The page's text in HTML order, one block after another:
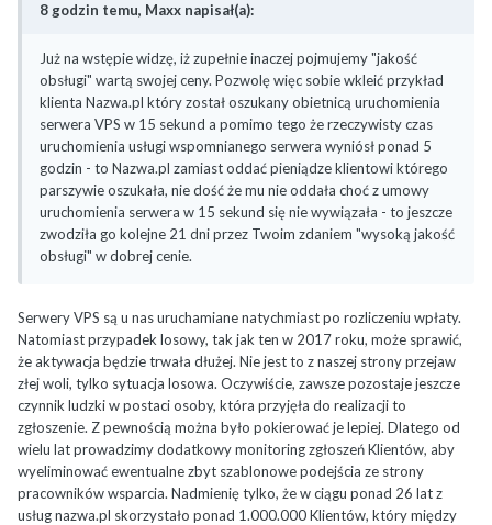
8 godzin temu, Maxx napisał(a):
Już na wstępie widzę, iż zupełnie inaczej pojmujemy "jakość
obsługi" wartą swojej ceny. Pozwolę więc sobie wkleić przykład
klienta Nazwa.pl który został oszukany obietnicą uruchomienia
serwera VPS w 15 sekund a pomimo tego że rzeczywisty czas
uruchomienia usługi wspomnianego serwera wyniósł ponad 5
godzin - to Nazwa.pl zamiast oddać pieniądze klientowi którego
parszywie oszukała, nie dość że mu nie oddała choć z umowy
uruchomienia serwera w 15 sekund się nie wywiązała - to jeszcze
zwodziła go kolejne 21 dni przez Twoim zdaniem "wysoką jakość
obsługi" w dobrej cenie.
Serwery VPS są u nas uruchamiane natychmiast po rozliczeniu wpłaty.
Natomiast przypadek losowy, tak jak ten w 2017 roku, może sprawić,
że aktywacja będzie trwała dłużej. Nie jest to z naszej strony przejaw
złej woli, tylko sytuacja losowa. Oczywiście, zawsze pozostaje jeszcze
czynnik ludzki w postaci osoby, która przyjęła do realizacji to
zgłoszenie. Z pewnością można było pokierować je lepiej. Dlatego od
wielu lat prowadzimy dodatkowy monitoring zgłoszeń Klientów, aby
wyeliminować ewentualne zbyt szablonowe podejścia ze strony
pracowników wsparcia. Nadmienię tylko, że w ciągu ponad 26 lat z
usług nazwa.pl skorzystało ponad 1.000.000 Klientów, który między